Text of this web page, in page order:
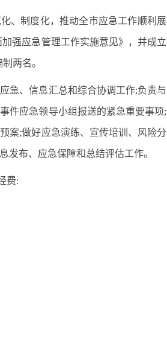
、制度化，推动全市应急工作顺利展
强应急管理工作实施意见》，并成立
两名。
急、信息汇总和综合协调工作;负责与
件应急领导小组报送的紧急重要事项;
案;做好应急演练、宣传培训、风险分
发布、应急保障和总结评估工作。
费: